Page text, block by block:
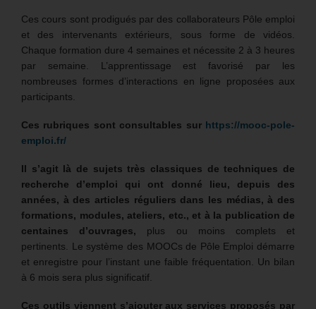
Ces cours sont prodigués par des collaborateurs Pôle emploi
et des intervenants extérieurs, sous forme de vidéos.
Chaque formation dure 4 semaines et nécessite 2 à 3 heures
par semaine. L’apprentissage est favorisé par les
nombreuses formes d’interactions en ligne proposées aux
participants.
Ces rubriques sont consultables sur https://mooc-pole-
emploi.fr/
Il s’agit là de sujets très classiques de techniques de
recherche d’emploi qui ont donné lieu, depuis des
années, à des articles réguliers dans les médias, à des
formations, modules, ateliers, etc., et à la publication de
centaines d’ouvrages, plus ou moins complets et
pertinents. Le système des MOOCs de Pôle Emploi démarre
et enregistre pour l’instant une faible fréquentation. Un bilan
à 6 mois sera plus significatif.
Ces outils viennent s’ajouter aux services proposés par